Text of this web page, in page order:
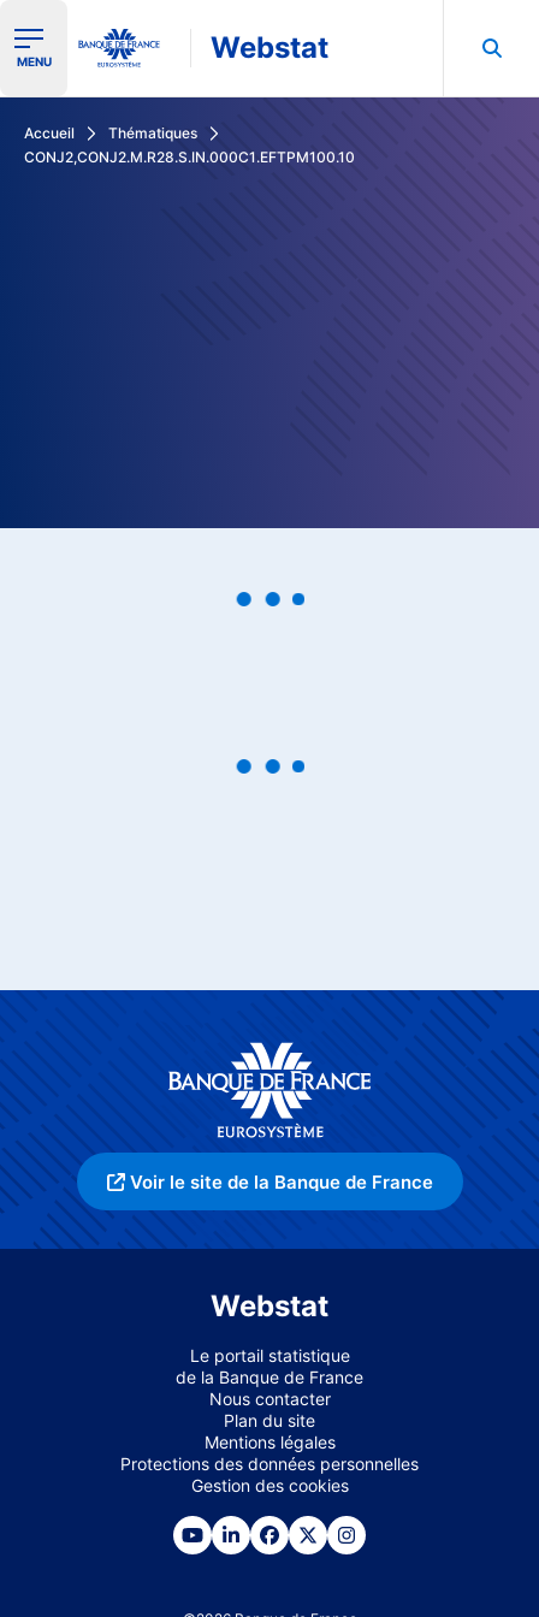
Ouvrir le menu de navigation
MENU Webstat
Accueil
Thématiques
CONJ2,CONJ2.M.R28.S.IN.000C1.EFTPM100.10
Voir le site de la Banque de France
Webstat
Le portail statistique
de la Banque de France
Nous contacter
Plan du site
Mentions légales
Protections des données personnelles
Gestion des cookies